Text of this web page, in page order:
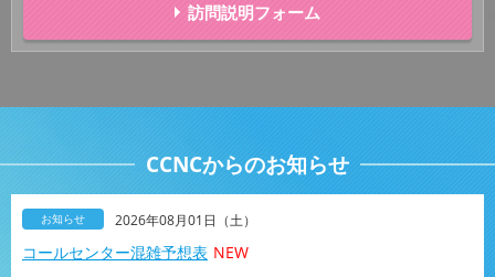
訪問説明フォーム
CCNCからのお知らせ
お知らせ 2026年08月01日（土）
コールセンター混雑予想表 NEW